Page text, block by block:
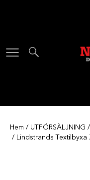
Hem / UTFÖRSÄLJNING /
/ Lindstrands Textilbyxa